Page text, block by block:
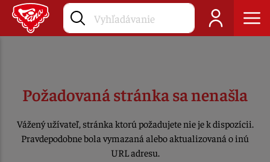
Požadovaná stránka sa nenašla
Vážený užívateľ, stránka ktorú požadujete nie je k dispozícii.
Pravdepodobne bola vymazaná alebo aktualizovaná o inú
URL adresu.